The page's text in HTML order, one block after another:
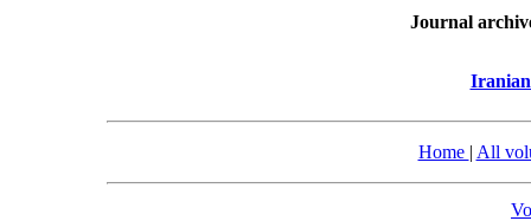
Journal
Home | All